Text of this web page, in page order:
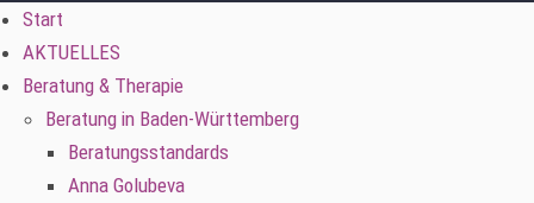
Start
AKTUELLES
Beratung & Therapie
Beratung in Baden-Württemberg
Beratungsstandards
Anna Golubeva